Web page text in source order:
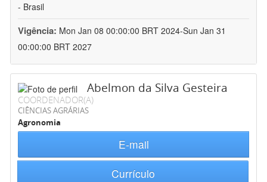
- Brasil
Vigência: Mon Jan 08 00:00:00 BRT 2024-Sun Jan 31
00:00:00 BRT 2027
Abelmon da Silva Gesteira
COORDENADOR(A)
CIÊNCIAS AGRÁRIAS
Agronomia
E-mail
Currículo